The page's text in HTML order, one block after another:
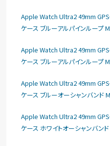
Apple Watch Ultra2 49mm
ケース ブルーアルパインループ
Apple Watch Ultra2 49mm
ケース ブルーアルパインループ
Apple Watch Ultra2 49mm
ケース ブルーオーシャンバンド
Apple Watch Ultra2 49mm
ケース ホワイトオーシャンバン